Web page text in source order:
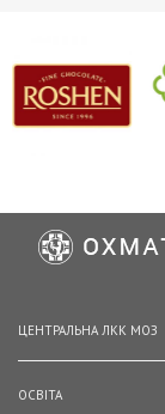
ЦЕНТРАЛЬНА ЛКК МОЗ
ОСВІТА